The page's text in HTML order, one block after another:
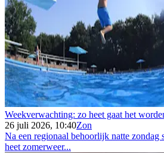
Weekverwachting: zo heet gaat het
26 juli 2026, 10:40Zon
Na een regionaal behoorlijk natte zondag
heet zomerweer...